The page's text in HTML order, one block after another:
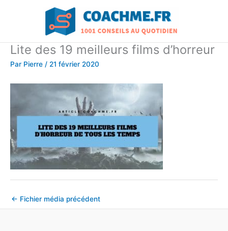
Lite des 19 meilleurs films d’horreur
Par Pierre / 21 février 2020
← Fichier média précédent